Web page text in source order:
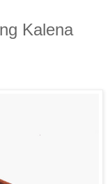
Kalena